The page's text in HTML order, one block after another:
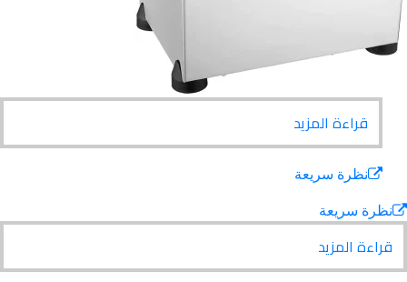
قراءة المزيد
نظرة سريعة
سريعة
المزيد